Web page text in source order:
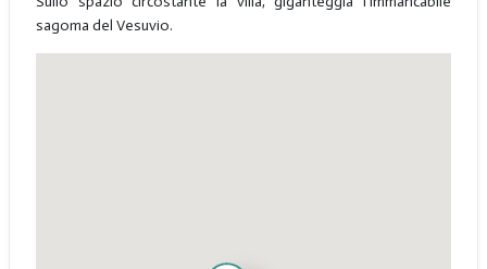
sagoma del Vesuvio.